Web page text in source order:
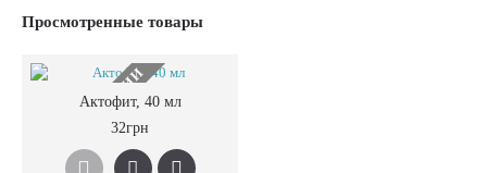
Просмотренные товары
НЕТ В НАЛИЧИИ
Актофит, 40 мл
32грн